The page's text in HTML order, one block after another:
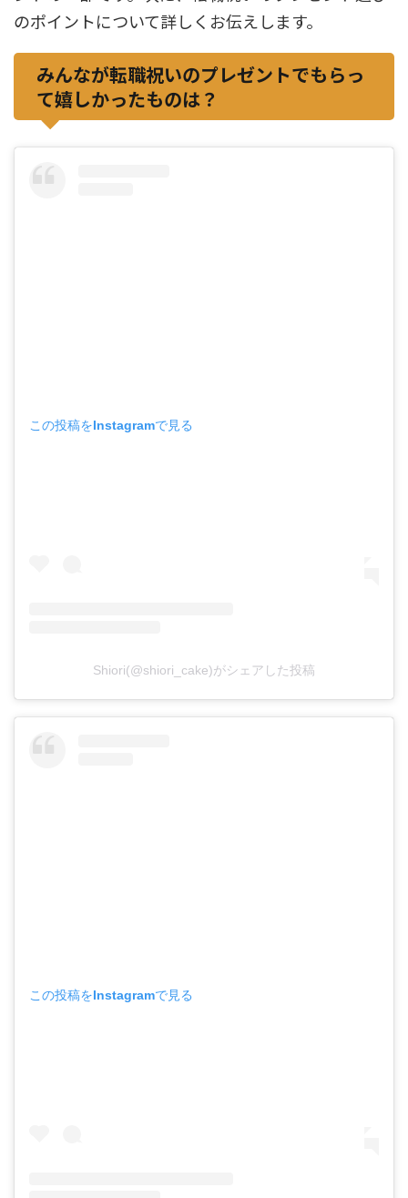
のポイントについて詳しくお伝えします。
みんなが転職祝いのプレゼントでもらっ
て嬉しかったものは？
この投稿をInstagramで見る
Shiori(@shiori_cake)がシェアした投稿
この投稿をInstagramで見る